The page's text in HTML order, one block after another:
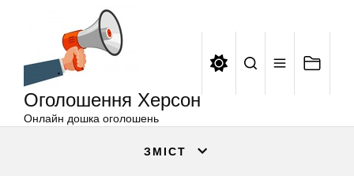
Оголошення Херсон
Онлайн дошка оголошень
ЗМІСТ